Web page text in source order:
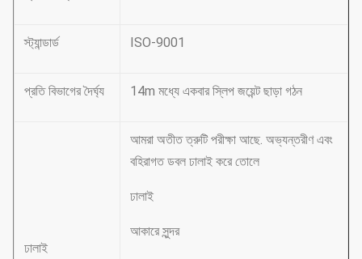
স্ট্যান্ডার্ড ISO-9001
প্রতি বিভাগের দৈর্ঘ্য 14m মধ্যে একবার স্লিপ জয়েন্ট ছাড়া গঠন
ঢালাই
আমরা অতীত ত্রুটি পরীক্ষা আছে. অভ্যন্তরীণ এবং
বহিরাগত ডবল ঢালাই করে তোলে
ঢালাই
আকারে সুন্দর